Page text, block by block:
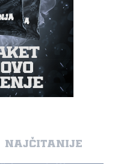
NAJČITANIJE